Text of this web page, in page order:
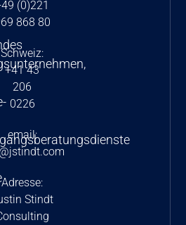
(0)221
868 80
Schweiz:
+41 43
206
0226
email:
Adresse:
Stindt